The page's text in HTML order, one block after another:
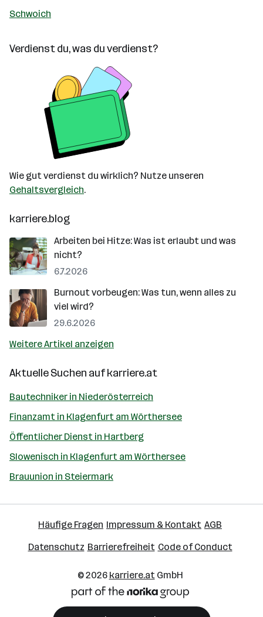
Schwoich
Verdienst du, was du verdienst?
Wie gut verdienst du wirklich? Nutze unseren
Gehaltsvergleich.
karriere.blog
Arbeiten bei Hitze: Was ist erlaubt und was
nicht?
6.7.2026
Burnout vorbeugen: Was tun, wenn alles zu
viel wird?
29.6.2026
Weitere Artikel anzeigen
Aktuelle Suchen aufkarriere.at
Bautechniker in Niederösterreich
Finanzamt in Klagenfurt am Wörthersee
Öffentlicher Dienst in Hartberg
Slowenisch in Klagenfurt am Wörthersee
Brauunion in Steiermark
Häufige Fragen Impressum & Kontakt AGB
Datenschutz Barrierefreiheit Code of Conduct
© 2026 karriere.atGmbH